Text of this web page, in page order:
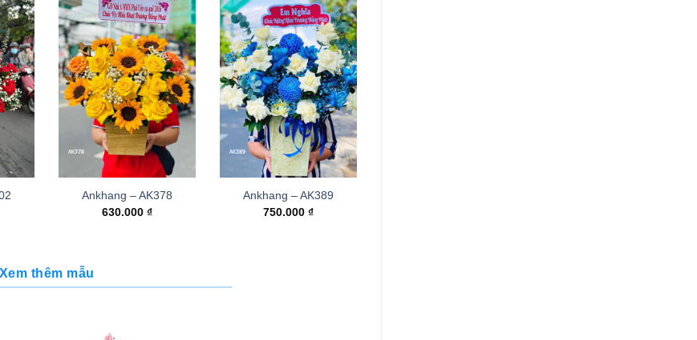
Ankhang – AK378
630.000₫
Ankhang – AK389
750.000 ₫
Xem thêm mẫu